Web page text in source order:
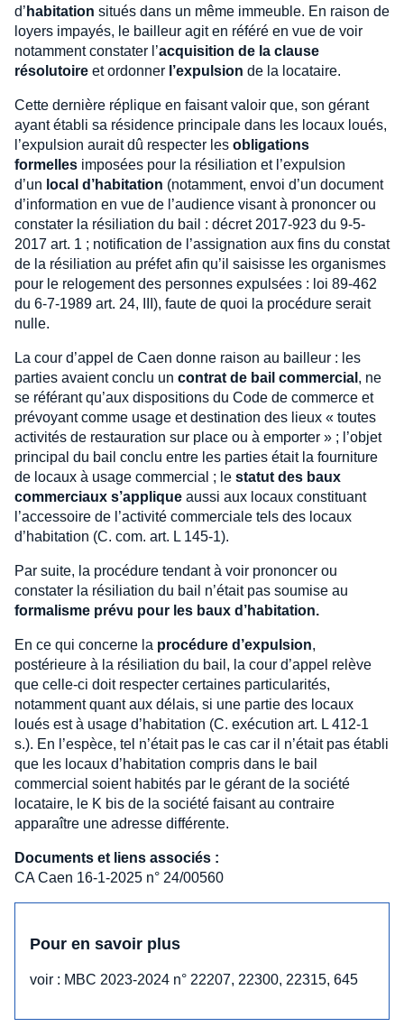
d’ habitation situés dans un même immeuble. En raison de
loyers impayés, le bailleur agit en référé en vue de voir
notamment constater l’acquisition de la clause
résolutoire et ordonner l’expulsion de la locataire.
Cette dernière réplique en faisant valoir que, son gérant
ayant établi sa résidence principale dans les locaux loués,
l’expulsion aurait dû respecter les obligations
formelles imposées pour la résiliation et l’expulsion
d’un local d’habitation (notamment, envoi d’un document
d’information en vue de l’audience visant à prononcer ou
constater la résiliation du bail : décret 2017-923 du 9-5-
2017 art. 1 ; notification de l’assignation aux fins du constat
de la résiliation au préfet afin qu’il saisisse les organismes
pour le relogement des personnes expulsées : loi 89-462
du 6-7-1989 art. 24, III), faute de quoi la procédure serait
nulle.
La cour d’appel de Caen donne raison au bailleur : les
parties avaient conclu un contrat de bail commercial , ne
se référant qu’aux dispositions du Code de commerce et
prévoyant comme usage et destination des lieux « toutes
activités de restauration sur place ou à emporter » ; l’objet
principal du bail conclu entre les parties était la fourniture
de locaux à usage commercial ; le statut des baux
commerciaux s’applique aussi aux locaux constituant
l’accessoire de l’activité commerciale tels des locaux
d’habitation (C. com. art. L 145-1).
Par suite, la procédure tendant à voir prononcer ou
constater la résiliation du bail n’était pas soumise au
formalisme prévu pour les baux d’habitation.
En ce qui concerne la procédure d’expulsion,
postérieure à la résiliation du bail, la cour d’appel relève
que celle-ci doit respecter certaines particularités,
notamment quant aux délais, si une partie des locaux
loués est à usage d’habitation (C. exécution art. L 412-1
s.). En l’espèce, tel n’était pas le cas car il n’était pas établi
que les locaux d’habitation compris dans le bail
commercial soient habités par le gérant de la société
locataire, le K bis de la société faisant au contraire
apparaître une adresse différente.
Documents et liens associés :
CA Caen 16-1-2025 n° 24/00560
Pour en savoir plus
voir : MBC 2023-2024 n° 22207, 22300, 22315, 645